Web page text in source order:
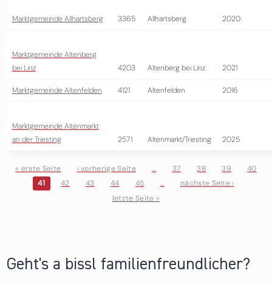
Marktgemeinde Allhartsberg 3365 Allhartsberg 2020
Marktgemeinde Altenberg
bei Linz
4203 Altenberg bei Linz 2021
Marktgemeinde Altenfelden 4121 Altenfelden 2016
Marktgemeinde Altenmarkt
an der Triesting
2571 Altenmarkt/Triesting 2025
Seiten
« erste Seite ‹ vorherige Seite … 37 38 39
40
41
42 43 44 45 …
nächste Seite ›
letzte Seite »
Geht's a bissl familienfreundlicher?